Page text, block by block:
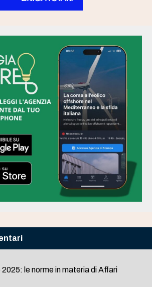
le norme in materia di Affari